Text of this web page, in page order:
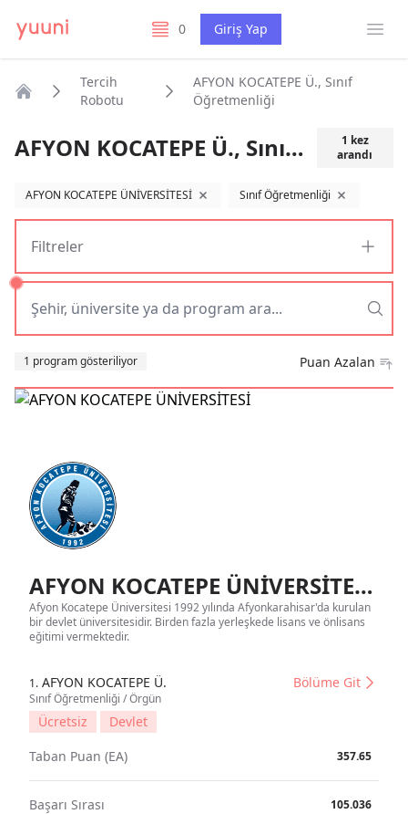
0
listelerim Giriş Yap
Tercih
Robotu
AFYON KOCATEPE Ü., Sınıf
Öğretmenliği
AFYON KOCATEPE Ü., Sınıf Öğretmenliği 1 kez
arandı
AFYON KOCATEPE ÜNİVERSİTESİ filtreyi kaldırSınıf Öğretmenliği filtreyi kaldır
Filtreler
1 program gösteriliyor Puan Azalan
AFYON KOCATEPE ÜNİVERSİTESİ Tanıtım
Afyon Kocatepe Üniversitesi 1992 yılında Afyonkarahisar'da kurulan
bir devlet üniversitesidir. Birden fazla yerleşkede lisans ve önlisans
eğitimi vermektedir.
1. AFYON KOCATEPE Ü.
Sınıf Öğretmenliği / Örgün
Bölüme Git
Ücretsiz
Devlet
Taban Puan (EA)
357.65
Başarı Sırası 105.036